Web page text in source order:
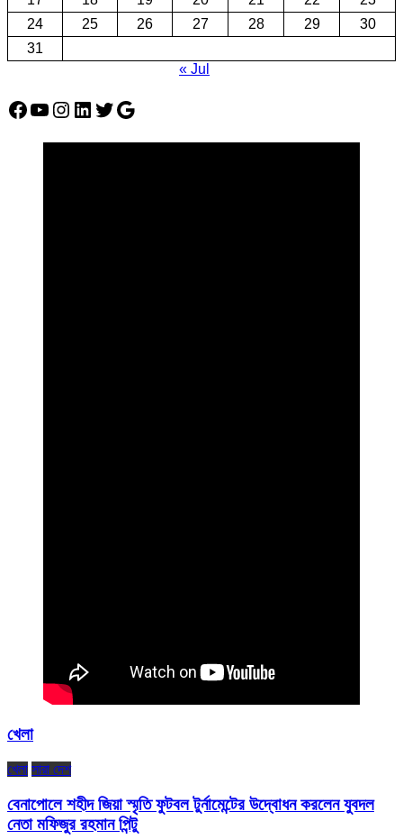
24
25 26 27 28 29
30
31
« Jul
Facebook
YouTube
Instagram
LinkedIn
Twitter
Google
খেলা
খেলা সারা দেশ
বেনাপোলে শহীদ জিয়া স্মৃতি ফুটবল টুর্নামেন্টের উদ্বোধন করলেন যুবদল
নেতা মফিজুর রহমান পিন্টু